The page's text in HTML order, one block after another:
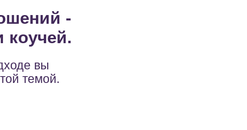
-
коучей.
вы
темой.